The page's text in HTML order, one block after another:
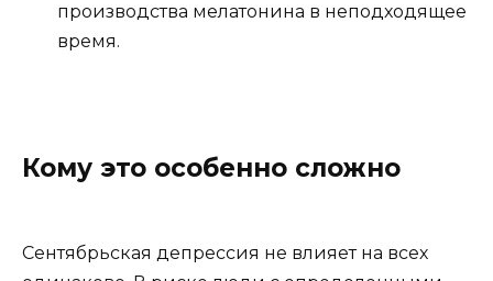
производства мелатонина в неподходящее
время.
Кому это особенно сложно
Сентябрьская депрессия не влияет на всех